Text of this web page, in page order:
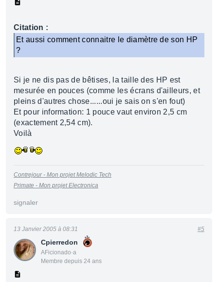
Citation :
Et aussi comment connaitre le diamètre de son HP
?
Si je ne dis pas de bêtises, la taille des HP est
mesurée en pouces (comme les écrans d'ailleurs, et
pleins d'autres chose......oui je sais on s'en fout)
Et pour information: 1 pouce vaut environ 2,5 cm
(exactement 2,54 cm).
Voilà
Contrejour - Mon projet Melodic Tech
Primate - Mon projet Electronica
signaler
Cpierredon
AFicionado·a
Membre depuis 24 ans
13 Janvier 2005 à 08:31 #5